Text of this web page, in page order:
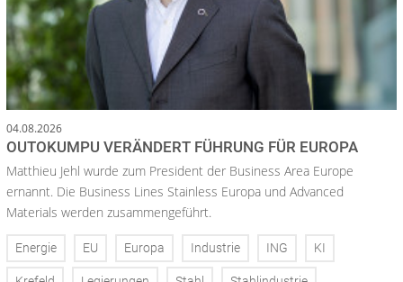
04.08.2026
OUTOKUMPU VERÄNDERT FÜHRUNG FÜR EUROPA
Matthieu Jehl wurde zum President der Business Area Europe
ernannt. Die Business Lines Stainless Europa und Advanced
Materials werden zusammengeführt.
Energie EU Europa Industrie ING KI